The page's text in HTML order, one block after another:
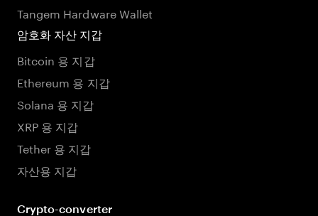
Tangem Hardware Wallet
암호화 자산 지갑
Bitcoin 용 지갑
Ethereum 용 지갑
Solana 용 지갑
XRP 용 지갑
Tether 용 지갑
자산용 지갑
Crypto-converter